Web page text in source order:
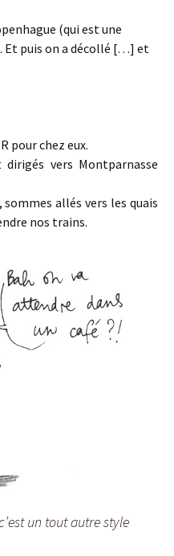
(qui est une
Et puis on a décollé […] et
pour chez eux.
vers Montparnasse
allés vers les quais
nos trains.
un tout autre style